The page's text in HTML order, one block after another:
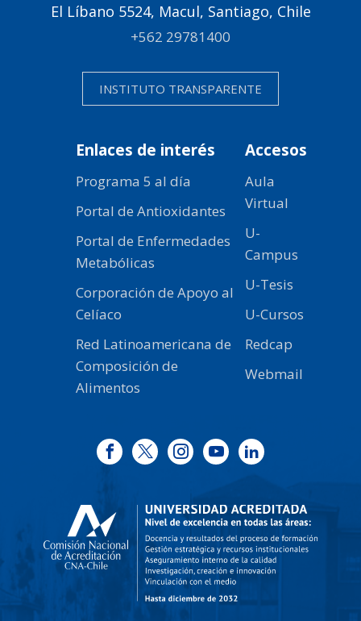
El Líbano 5524, Macul, Santiago, Chile
+562 29781400
INSTITUTO TRANSPARENTE
Enlaces de interés
Programa 5 al día
Portal de Antioxidantes
Portal de Enfermedades
Metabólicas
Corporación de Apoyo al
Celíaco
Red Latinoamericana de
Composición de
Alimentos
Accesos
Aula
Virtual
U-
Campus
U-Tesis
U-Cursos
Redcap
Webmail